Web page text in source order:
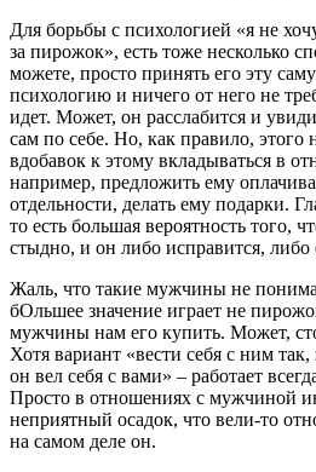
Для борьбы с психологией «я не
за пирожок», есть тоже несколько
можете, просто принять его эту
психологию и ничего от него не
идет. Может, он расслабится и
сам по себе. Но, как правило, этого
вдобавок к этому вкладываться в
например, предложить ему
отдельности, делать ему подарки.
то есть большая вероятность того,
стыдно, и он либо исправится, либо
Жаль, что такие мужчины не
бОльшее значение играет не
мужчины нам его купить. Может,
Хотя вариант «вести себя с ним
он вел себя с вами» – работает
Просто в отношениях с мужчиной
неприятный осадок, что вели-то
на самом деле он.